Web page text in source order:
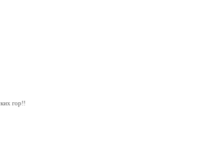
гор!!